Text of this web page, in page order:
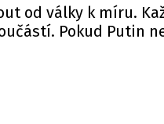
od války k míru.
Pokud Putin